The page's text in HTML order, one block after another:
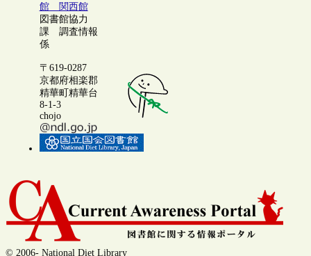
館 関西館
図書館協力
課 調査情報
係
〒619-0287
京都府相楽郡
精華町精華台
8-1-3
chojo
© 2006- National Diet Library